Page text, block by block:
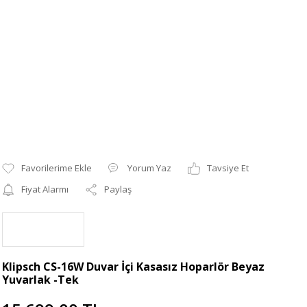
Yorum Yaz
Tavsiye Et
Fiyat Alarmı
Paylaş
Klipsch CS-16W Duvar İçi Kasasız Hoparlör Beyaz
Yuvarlak -Tek